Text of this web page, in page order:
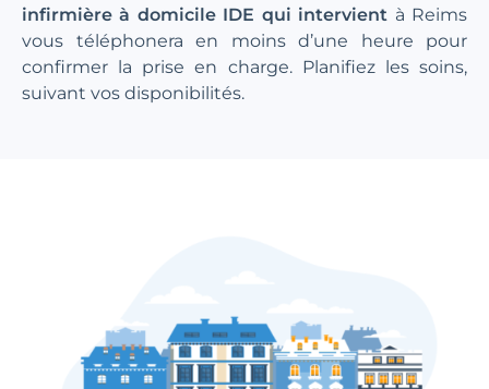
infirmière à domicile IDE qui intervient à Reims
vous téléphonera en moins d’une heure pour
confirmer la prise en charge. Planifiez les soins,
suivant vos disponibilités.